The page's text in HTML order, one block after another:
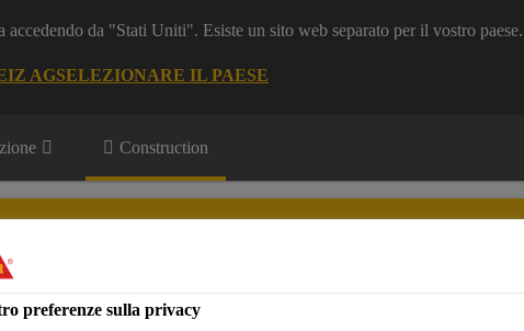
da "Stati Uniti". Esiste un sito web separato per il vostro paese.
AGSELEZIONARE IL PAESE
Construction
preferenze sulla privacy